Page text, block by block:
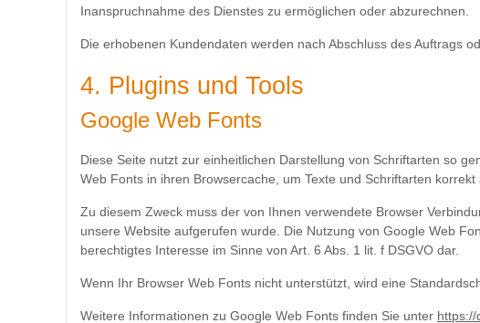
Inanspruchnahme des Dienstes zu ermöglichen oder abzurechnen.
Die erhobenen Kundendaten werden nach Abschluss des Auftrags
4. Plugins und Tools
Google Web Fonts
Diese Seite nutzt zur einheitlichen Darstellung von Schriftarten so
Web Fonts in ihren Browsercache, um Texte und Schriftarten korrekt
Zu diesem Zweck muss der von Ihnen verwendete Browser
unsere Website aufgerufen wurde. Die Nutzung von Google Web
berechtigtes Interesse im Sinne von Art. 6 Abs. 1 lit. f DSGVO dar.
Wenn Ihr Browser Web Fonts nicht unterstützt, wird eine
Weitere Informationen zu Google Web Fonts finden Sie unter https://